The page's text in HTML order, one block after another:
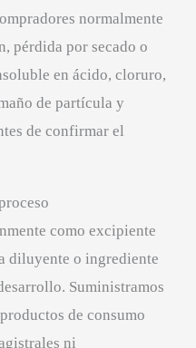
normalmente
pérdida por secado o
en ácido, cloruro,
de partícula y
de confirmar el
como excipiente
diluyente o ingrediente
Suministramos
de consumo
ni